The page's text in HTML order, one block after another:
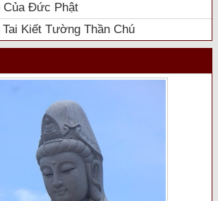
Của Đức Phật
Kiết Tường Thần Chú